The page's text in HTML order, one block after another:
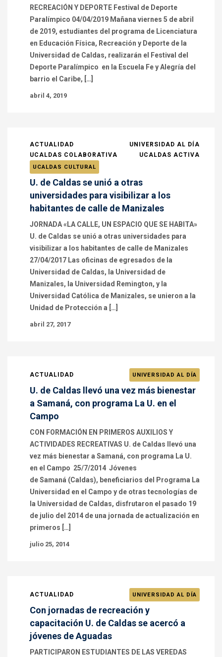
RECREACIÓN Y DEPORTE Festival de Deporte
Paralímpico 04/04/2019 Mañana viernes 5 de abril
de 2019, estudiantes del programa de Licenciatura
en Educación Física, Recreación y Deporte de la
Universidad de Caldas, realizarán el Festival del
Deporte Paralímpico en la Escuela Fe y Alegría del
barrio el Caribe, […]
abril 4, 2019
ACTUALIDAD
UNIVERSIDAD AL DÍA
UCALDAS COLABORATIVA
UCALDAS ACTIVA
UCALDAS CULTURAL
U. de Caldas se unió a otras
universidades para visibilizar a los
habitantes de calle de Manizales
JORNADA «LA CALLE, UN ESPACIO QUE SE HABITA»
U. de Caldas se unió a otras universidades para
visibilizar a los habitantes de calle de Manizales
27/04/2017 Las oficinas de egresados de la
Universidad de Caldas, la Universidad de
Manizales, la Universidad Remington, y la
Universidad Católica de Manizales, se unieron a la
Unidad de Protección a […]
abril 27, 2017
ACTUALIDAD UNIVERSIDAD AL DÍA
U. de Caldas llevó una vez más bienestar
a Samaná, con programa La U. en el
Campo
CON FORMACIÓN EN PRIMEROS AUXILIOS Y
ACTIVIDADES RECREATIVAS U. de Caldas llevó una
vez más bienestar a Samaná, con programa La U.
en el Campo 25/7/2014 Jóvenes
de Samaná (Caldas), beneficiarios del Programa La
Universidad en el Campo y de otras tecnologías de
la Universidad de Caldas, disfrutaron el pasado 19
de julio del 2014 de una jornada de actualización en
primeros […]
julio 25, 2014
ACTUALIDAD UNIVERSIDAD AL DÍA
Con jornadas de recreación y
capacitación U. de Caldas se acercó a
jóvenes de Aguadas
PARTICIPARON ESTUDIANTES DE LAS VEREDAS